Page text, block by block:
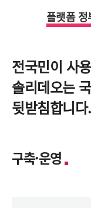
플랫폼 정
전국민이 사
솔리데오는
뒷받침합니다.
구축·운영